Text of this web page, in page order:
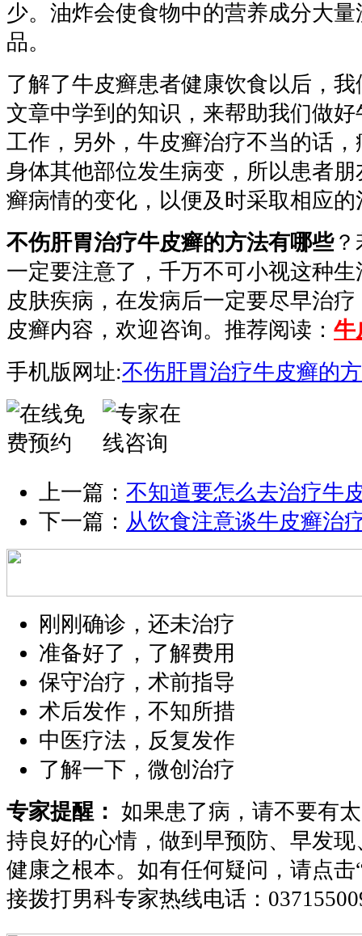
少。油炸会使食物中的营养成分大
品。
了解了牛皮癣患者健康饮食以后，
文章中学到的知识，来帮助我们做
工作，另外，牛皮癣治疗不当的话
身体其他部位发生病变，所以患者
癣病情的变化，以便及时采取相应
不伤肝胃治疗牛皮癣的方法有哪些？
一定要注意了，千万不可小视这种
皮肤疾病，在发病后一定要尽早治
皮癣内容，欢迎咨询。推荐阅读： 牛
手机版网址:不伤肝胃治疗牛皮癣的
上一篇： 不知道要怎么去治疗牛
下一篇： 从饮食注意谈牛皮癣治
刚刚确诊，还未治疗
准备好了，了解费用
保守治疗，术前指导
术后发作，不知所措
中医疗法，反复发作
了解一下，微创治疗
专家提醒： 如果患了病，请不要有
持良好的心情，做到早预防、早发
健康之根本。如有任何疑问，请点击
接拨打男科专家热线电话：